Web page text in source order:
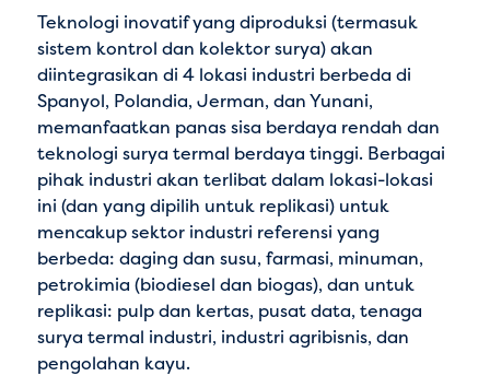
Teknologi inovatif yang diproduksi (termasuk
sistem kontrol dan kolektor surya) akan
diintegrasikan di 4 lokasi industri berbeda di
Spanyol, Polandia, Jerman, dan Yunani,
memanfaatkan panas sisa berdaya rendah dan
teknologi surya termal berdaya tinggi. Berbagai
pihak industri akan terlibat dalam lokasi-lokasi
ini (dan yang dipilih untuk replikasi) untuk
mencakup sektor industri referensi yang
berbeda: daging dan susu, farmasi, minuman,
petrokimia (biodiesel dan biogas), dan untuk
replikasi: pulp dan kertas, pusat data, tenaga
surya termal industri, industri agribisnis, dan
pengolahan kayu.